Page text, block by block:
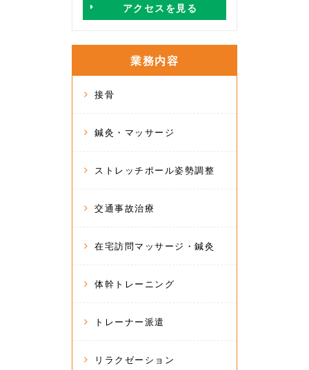
アクセスを見る
業務内容
接骨
鍼灸・マッサージ
ストレッチポール姿勢調整
交通事故治療
在宅訪問マッサージ・鍼灸
体幹トレーニング
トレーナー派遣
リラクゼーション